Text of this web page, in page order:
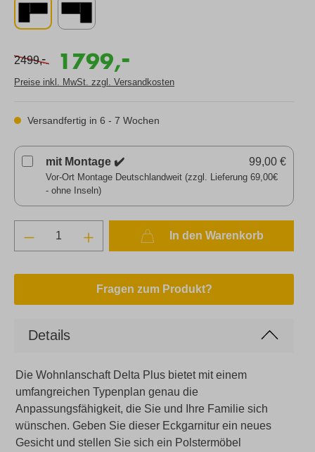
2499,- 1799,
-
Preise inkl. MwSt. zzgl. Versandkosten
Versandfertig in 6 - 7 Wochen
mit Montage ✔️
Vor-Ort Montage Deutschlandweit (zzgl. Lieferung 69,00€
- ohne Inseln)
99,00 €
In den Warenkorb
Fragen zum Produkt?
Details
Die Wohnlanschaft Delta Plus bietet mit einem
umfangreichen Typenplan genau die
Anpassungsfähigkeit, die Sie und Ihre Familie sich
wünschen. Geben Sie dieser Eckgarnitur ein neues
Gesicht und stellen Sie sich ein Polstermöbel